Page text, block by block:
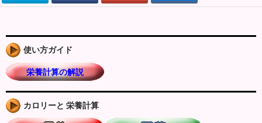
使い方ガイド
栄養計算の解説
カロリーと 栄養計算